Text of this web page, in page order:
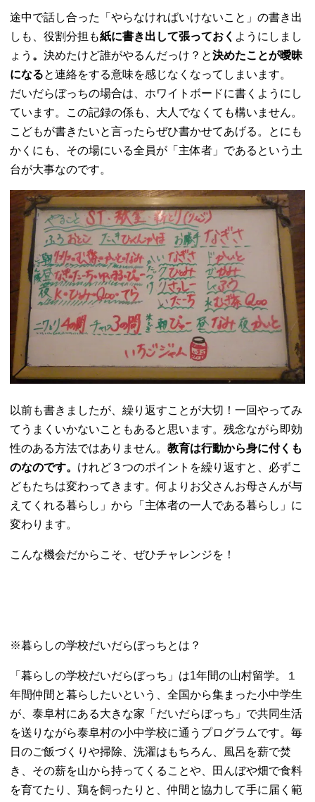
途中で話し合った「やらなければいけないこと」の書き出
しも、役割分担も紙に書き出して張っておく ようにしまし
ょう 。決めたけど誰がやるんだっけ？と決めたことが曖昧
になると連絡をする意味を感じなくなってしまいます。
だいだらぼっちの場合は、ホワイトボードに書くようにし
ています。この記録の係も、大人でなくても構いません。
こどもが書きたいと言ったらぜひ書かせてあげる。とにも
かくにも、その場にいる全員が「主体者」であるという土
台が大事なのです。
以前も書きましたが、繰り返すことが大切！一回やってみ
てうまくいかないこともあると思います。残念ながら即効
性のある方法ではありません。教育は行動から身に付くも
のなのです。 けれど３つのポイントを繰り返すと、必ずこ
どもたちは変わってきます。何よりお父さんお母さんが与
えてくれる暮らし」から「主体者の一人である暮らし」に
変わります。
こんな機会だからこそ、ぜひチャレンジを！
※暮らしの学校だいだらぼっちとは？
「暮らしの学校だいだらぼっち」は1年間の山村留学。１
年間仲間と暮らしたいという、全国から集まった小中学生
が、泰阜村にある大きな家「だいだらぼっち」で共同生活
を送りながら泰阜村の小中学校に通うプログラムです。毎
日のご飯づくりや掃除、洗濯はもちろん、風呂を薪で焚
き、その薪を山から持ってくることや、田んぼや畑で食料
を育てたり、鶏を飼ったりと、仲間と協力して手に届く範